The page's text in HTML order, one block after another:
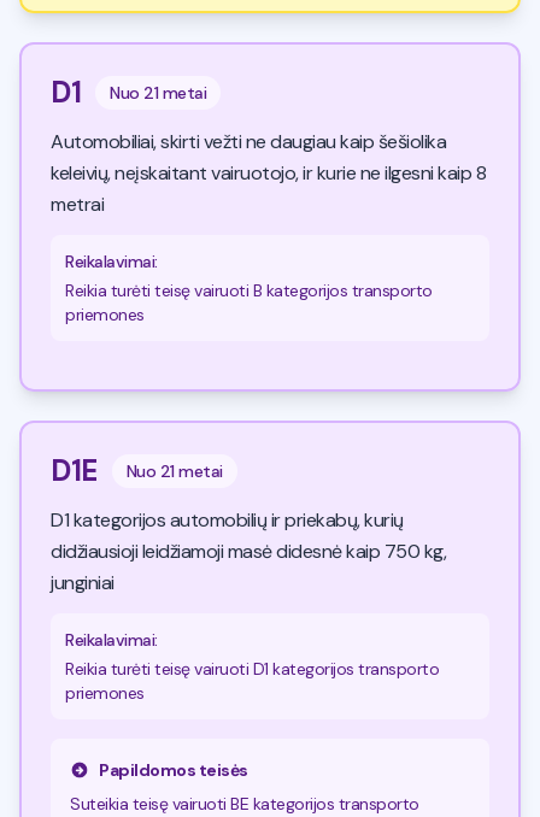
D1 Nuo 21 metai
Automobiliai, skirti vežti ne daugiau kaip šešiolika
keleivių, neįskaitant vairuotojo, ir kurie ne ilgesni kaip 8
metrai
Reikalavimai:
Reikia turėti teisę vairuoti B kategorijos transporto
priemones
D1E Nuo 21 metai
D1 kategorijos automobilių ir priekabų, kurių
didžiausioji leidžiamoji masė didesnė kaip 750 kg,
junginiai
Reikalavimai:
Reikia turėti teisę vairuoti D1 kategorijos transporto
priemones
Papildomos teisės
Suteikia teisę vairuoti BE kategorijos transporto